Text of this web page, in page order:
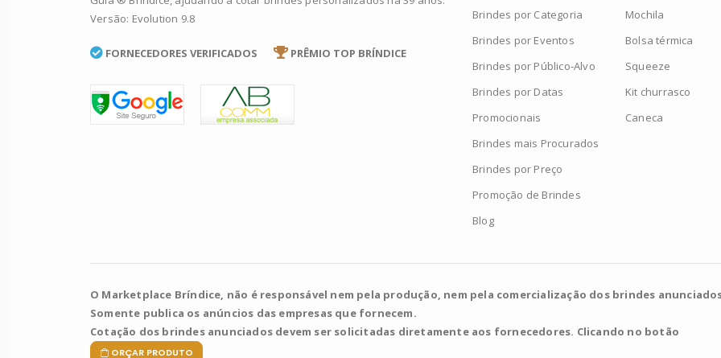
Versão: Evolution 9.8
FORNECEDORES VERIFICADOS PRÊMIO TOP BRÍNDICE
Brindes por Categoria
Brindes por Eventos
Brindes por Público-Alvo
Brindes por Datas
Promocionais
Brindes mais Procurados
Brindes por Preço
Promoção de Brindes
Blog
Mochila
Bolsa térmica
Squeeze
Kit churrasco
Caneca
O Marketplace Bríndice, não é responsável nem pela produção, nem pela comercialização dos brindes
Somente publica os anúncios das empresas que fornecem.
Cotação dos brindes anunciados devem ser solicitadas diretamente aos fornecedores. Clicando no botão
ORÇAR PRODUTO